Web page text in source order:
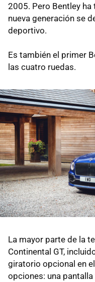
2005. Pero Bentley ha
nueva generación se
deportivo.
Es también el primer
las cuatro ruedas.
La mayor parte de la
Continental GT,
giratorio opcional en
opciones: una